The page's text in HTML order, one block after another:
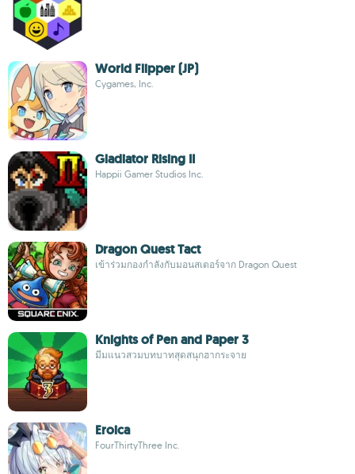
World Flipper (JP)
Cygames, Inc.
Gladiator Rising II
Happii Gamer Studios Inc.
Dragon Quest Tact
เข้าร่วมกองกำลังกับมอนสเตอร์จาก Dragon Quest
Knights of Pen and Paper 3
มีมแนวสวมบทบาทสุดสนุกฮากระจาย
Eroica
FourThirtyThree Inc.